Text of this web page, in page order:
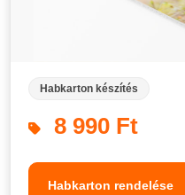
Habkarton készítés
8 990 Ft
Habkarton rendelése